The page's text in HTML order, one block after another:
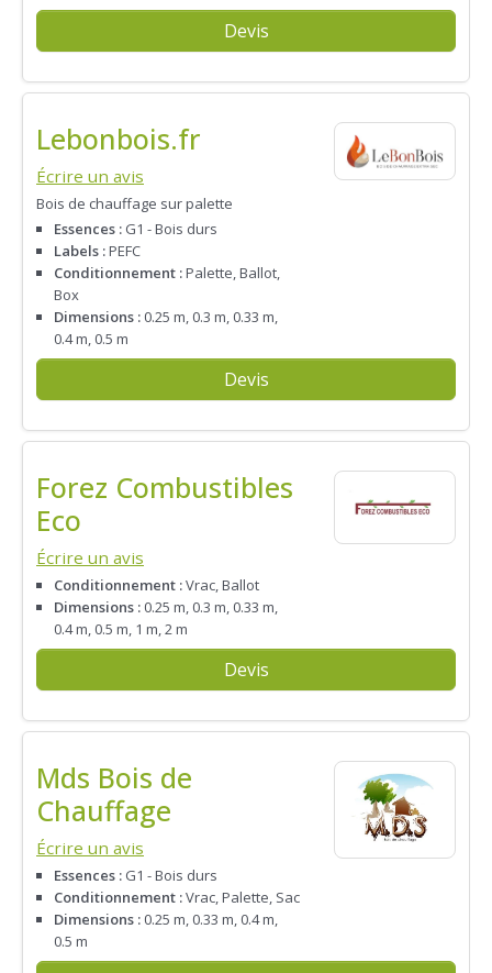
Devis
Lebonbois.fr
Écrire un avis
Bois de chauffage sur palette
Essences : G1 - Bois durs
Labels :PEFC
Conditionnement :Palette, Ballot,
Box
Dimensions : 0.25 m, 0.3 m, 0.33 m,
0.4 m, 0.5 m
Devis
Forez Combustibles
Eco
Écrire un avis
Conditionnement :Vrac, Ballot
Dimensions : 0.25 m, 0.3 m, 0.33 m,
0.4 m, 0.5 m, 1 m, 2 m
Devis
Mds Bois de
Chauffage
Écrire un avis
Essences : G1 - Bois durs
Conditionnement :Vrac, Palette, Sac
Dimensions : 0.25 m, 0.33 m, 0.4 m,
0.5 m